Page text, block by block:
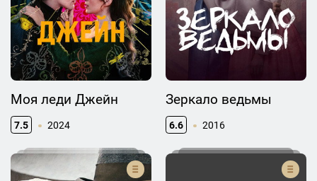
Моя леди Джейн
7.5 2024
Зеркало ведьмы
6.6 2016